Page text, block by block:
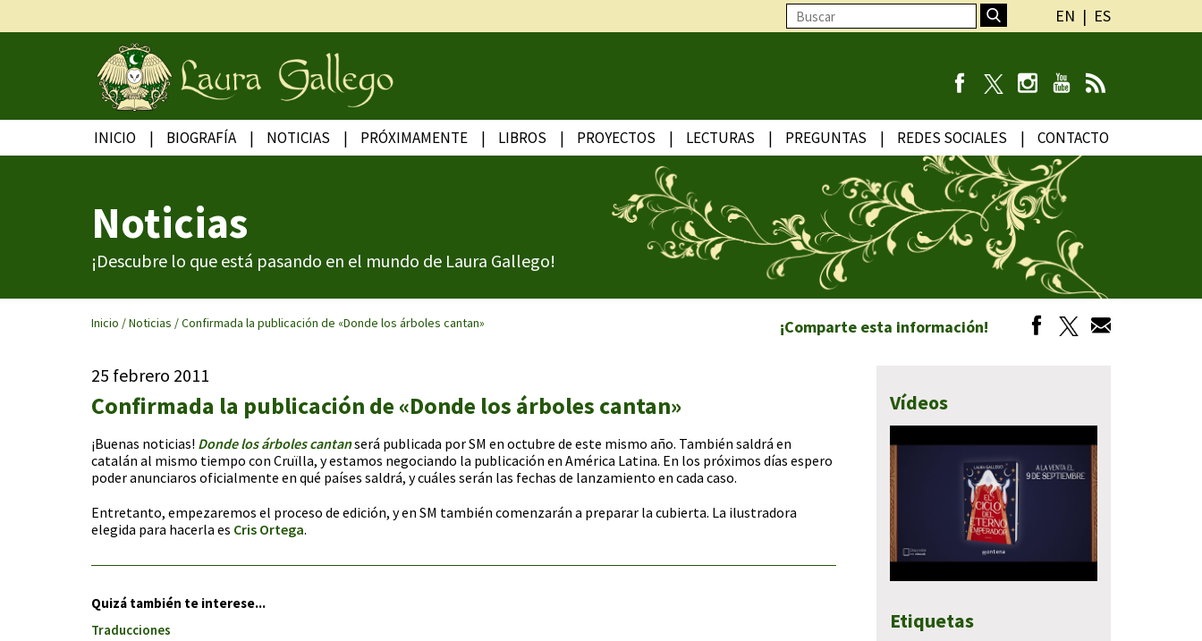
EN ES
INICIO BIOGRAFÍA NOTICIAS PRÓXIMAMENTE LIBROS PROYECTOS LECTURAS PREGUNTAS REDES SOCIALES CONTACTO
Noticias
¡Descubre lo que está pasando en el mundo de Laura Gallego!
Inicio /Noticias /Confirmada la publicación de «Donde los árboles cantan» ¡Comparte esta información!
25 febrero 2011
Confirmada la publicación de «Donde los árboles cantan»
¡Buenas noticias! Donde los árboles cantanserá publicada por SM en octubre de este mismo año. También saldrá en
catalán al mismo tiempo con Cruïlla, y estamos negociando la publicación en América Latina. En los próximos días espero
poder anunciaros oficialmente en qué países saldrá, y cuáles serán las fechas de lanzamiento en cada caso.
Entretanto, empezaremos el proceso de edición, y en SM también comenzarán a preparar la cubierta. La ilustradora
elegida para hacerla es Cris Ortega.
Quizá también te interese...
Traducciones
Vídeos
Etiquetas